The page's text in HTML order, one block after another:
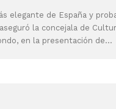
elegante de España y
la concejala de
en la presentación de...